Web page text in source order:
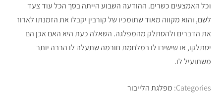
וכל האמצעים כשרים. ההודעה השבוע הייתה בסך הכל עוד צעד
לשם, והוא מקווה מאוד שתומכיו של קורבין יקבלו את הזמנתו לארוז
את הדברים ולהסתלק מהמפלגה. השאלה כעת היא האם אכן הם
יסתלקו, או שישיבו לו במלחמת חורמה שתעלה לו הרבה יותר
משתועיל לו.
Categories: מפלגת הלייבור